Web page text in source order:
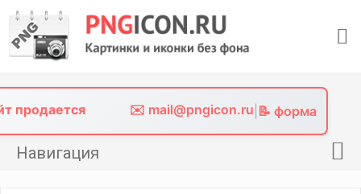
content
продается ✉️ mail@pngicon.ru 📝 форма
Навигация